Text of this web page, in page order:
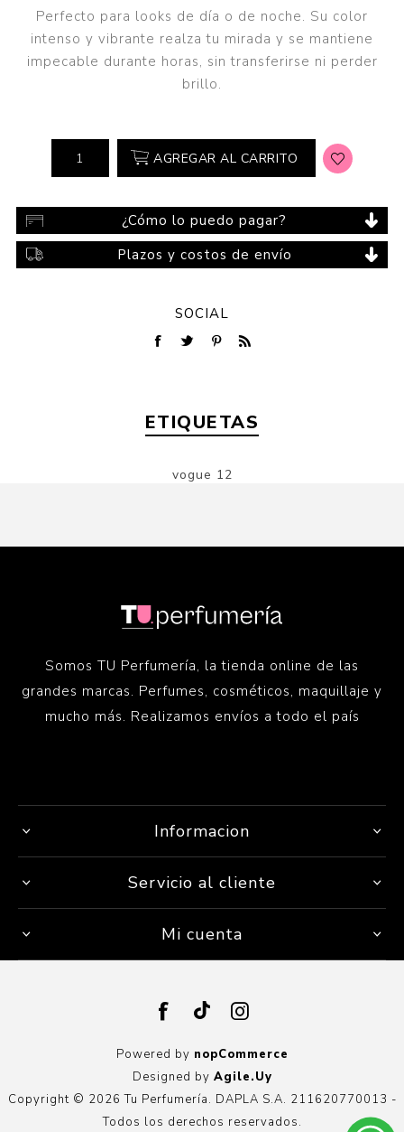
Perfecto para looks de día o de noche. Su color
intenso y vibrante realza tu mirada y se mantiene
impecable durante horas, sin transferirse ni perder
brillo.
AGREGAR AL CARRITO
¿Cómo lo puedo pagar?
Plazos y costos de envío
SOCIAL
ETIQUETAS
vogue 12
Somos TU Perfumería, la tienda online de las
grandes marcas. Perfumes, cosméticos, maquillaje y
mucho más. Realizamos envíos a todo el país
Informacion
Servicio al cliente
Mi cuenta
Powered by nopCommerce
Designed by Agile.Uy
Copyright © 2026 Tu Perfumería. DAPLA S.A. 211620770013 -
Todos los derechos reservados.